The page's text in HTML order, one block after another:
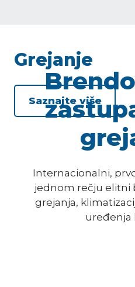
Grejanje
Saznajte više
Internacionalni,
jednom rečju elitni
grejanja,
uređenja